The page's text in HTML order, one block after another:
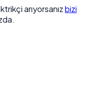
arıyorsanızbizi